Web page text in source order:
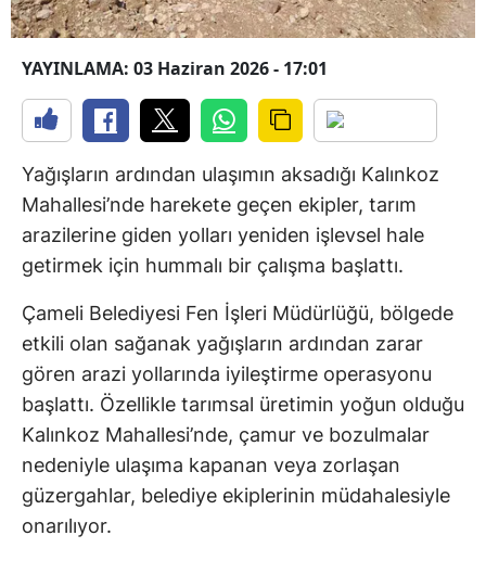
YAYINLAMA: 03 Haziran 2026 - 17:01
Yağışların ardından ulaşımın aksadığı Kalınkoz
Mahallesi’nde harekete geçen ekipler, tarım
arazilerine giden yolları yeniden işlevsel hale
getirmek için hummalı bir çalışma başlattı.
Çameli Belediyesi Fen İşleri Müdürlüğü, bölgede
etkili olan sağanak yağışların ardından zarar
gören arazi yollarında iyileştirme operasyonu
başlattı. Özellikle tarımsal üretimin yoğun olduğu
Kalınkoz Mahallesi’nde, çamur ve bozulmalar
nedeniyle ulaşıma kapanan veya zorlaşan
güzergahlar, belediye ekiplerinin müdahalesiyle
onarılıyor.